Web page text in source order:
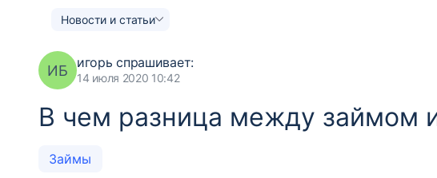
Новости и статьи
ИБ игорь спрашивает:
14 июля 2020 10:42
В чем разница между займом
Займы